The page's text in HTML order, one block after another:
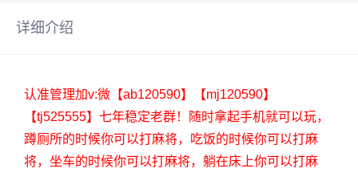
详细介绍
认准管理加v:微【ab120590】【mj120590】
【tj525555】七年稳定老群！随时拿起手机就可以玩，
蹲厕所的时候你可以打麻将，吃饭的时候你可以打麻
将，坐车的时候你可以打麻将，躺在床上你可以打麻